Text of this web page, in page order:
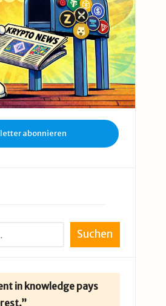
abonnieren
Suchen
in knowledge pays